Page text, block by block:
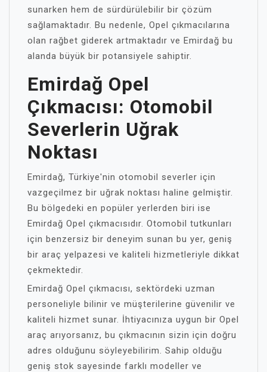
sunarken hem de sürdürülebilir bir çözüm
sağlamaktadır. Bu nedenle, Opel çıkmacılarına
olan rağbet giderek artmaktadır ve Emirdağ bu
alanda büyük bir potansiyele sahiptir.
Emirdağ Opel
Çıkmacısı: Otomobil
Severlerin Uğrak
Noktası
Emirdağ, Türkiye'nin otomobil severler için
vazgeçilmez bir uğrak noktası haline gelmiştir.
Bu bölgedeki en popüler yerlerden biri ise
Emirdağ Opel çıkmacısıdır. Otomobil tutkunları
için benzersiz bir deneyim sunan bu yer, geniş
bir araç yelpazesi ve kaliteli hizmetleriyle dikkat
çekmektedir.
Emirdağ Opel çıkmacısı, sektördeki uzman
personeliyle bilinir ve müşterilerine güvenilir ve
kaliteli hizmet sunar. İhtiyacınıza uygun bir Opel
araç arıyorsanız, bu çıkmacının sizin için doğru
adres olduğunu söyleyebilirim. Sahip olduğu
geniş stok sayesinde farklı modeller ve